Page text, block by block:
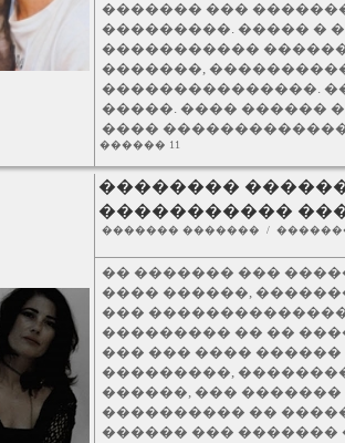
������� ���
���������. ����� �
�����������
�������,
���������������.
�����. ���� ������
����
������ 11
��������
�����������
������� ������� /
�� ������� ���
���� ������,
���
��������� �� ��
��� ��� ����
���������,
������, ��� �������
���������� ��
������ ��� �������